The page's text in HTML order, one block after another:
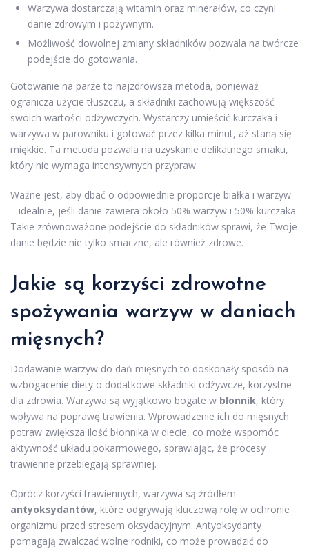
Warzywa dostarczają witamin oraz minerałów, co czyni
danie zdrowym i pożywnym.
Możliwość dowolnej zmiany składników pozwala na twórcze
podejście do gotowania.
Gotowanie na parze to najzdrowsza metoda, ponieważ
ogranicza użycie tłuszczu, a składniki zachowują większość
swoich wartości odżywczych. Wystarczy umieścić kurczaka i
warzywa w parowniku i gotować przez kilka minut, aż staną się
miękkie. Ta metoda pozwala na uzyskanie delikatnego smaku,
który nie wymaga intensywnych przypraw.
Ważne jest, aby dbać o odpowiednie proporcje białka i warzyw
– idealnie, jeśli danie zawiera około 50% warzyw i 50% kurczaka.
Takie zrównoważone podejście do składników sprawi, że Twoje
danie będzie nie tylko smaczne, ale również zdrowe.
Jakie są korzyści zdrowotne
spożywania warzyw w daniach
mięsnych?
Dodawanie warzyw do dań mięsnych to doskonały sposób na
wzbogacenie diety o dodatkowe składniki odżywcze, korzystne
dla zdrowia. Warzywa są wyjątkowo bogate w błonnik, który
wpływa na poprawę trawienia. Wprowadzenie ich do mięsnych
potraw zwiększa ilość błonnika w diecie, co może wspomóc
aktywność układu pokarmowego, sprawiając, że procesy
trawienne przebiegają sprawniej.
Oprócz korzyści trawiennych, warzywa są źródłem
antyoksydantów, które odgrywają kluczową rolę w ochronie
organizmu przed stresem oksydacyjnym. Antyoksydanty
pomagają zwalczać wolne rodniki, co może prowadzić do